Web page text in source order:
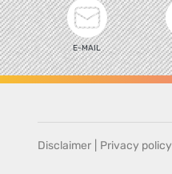
E-MAIL
Disclaimer Privacy policy